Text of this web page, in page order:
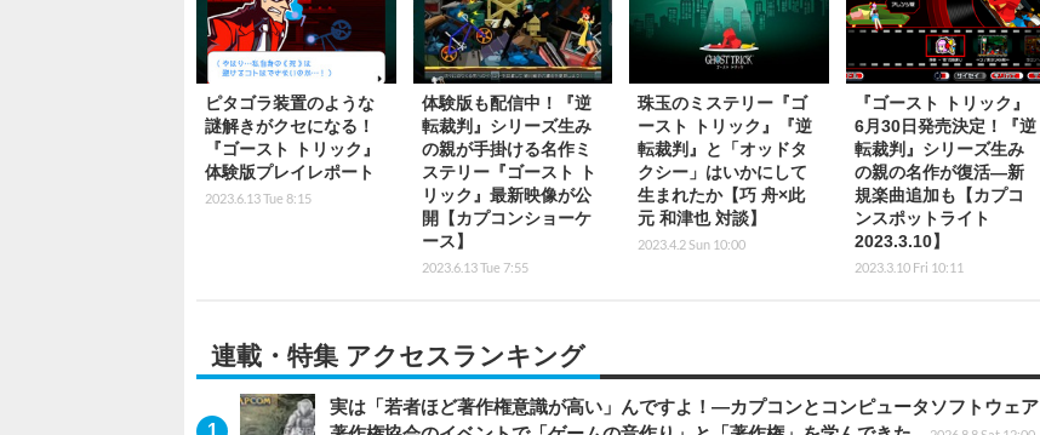
ピタゴラ装置のような
謎解きがクセになる！
『ゴースト トリック』
体験版プレイレポート
2023.6.13 Tue 8:15
体験版も配信中！『逆
転裁判』シリーズ生み
の親が手掛ける名作ミ
ステリー『ゴースト ト
リック』最新映像が公
開【カプコンショーケ
ース】
2023.6.13 Tue 7:55
珠玉のミステリー『ゴ
ースト トリック』『逆
転裁判』と「オッドタ
クシー」はいかにして
生まれたか【巧 舟×此
元 和津也 対談】
2023.4.2 Sun 10:00
『ゴースト トリック』
6月30日発売決定！『逆
転裁判』シリーズ生み
の親の名作が復活―新
規楽曲追加も【カプコ
ンスポットライト
2023.3.10】
2023.3.10 Fri 10:11
連載・特集 アクセスランキング
実は「若者ほど著作権意識が高い」んですよ！―カプコンとコンピュータソフトウェア